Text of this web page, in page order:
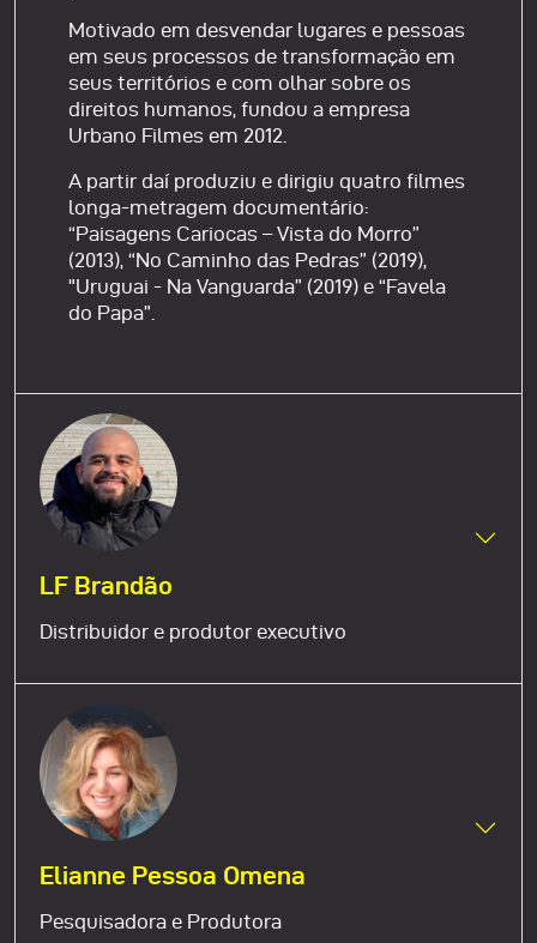
Motivado em desvendar lugares e pessoas
em seus processos de transformação em
seus territórios e com olhar sobre os
direitos humanos, fundou a empresa
Urbano Filmes em 2012.
A partir daí produziu e dirigiu quatro filmes
longa-metragem documentário:
“Paisagens Cariocas – Vista do Morro”
(2013), “No Caminho das Pedras” (2019),
"Uruguai - Na Vanguarda” (2019) e “Favela
do Papa”.
LF Brandão
Distribuidor e produtor executivo
Elianne Pessoa Omena
Pesquisadora e Produtora